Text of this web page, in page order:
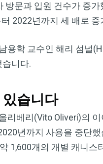
문과 입원 건수가 증
2022년까지 세 배로 증
용학 교수인 해리 섬널
니다.
습니다
리베리(Vito Oliveri)의
년까지 사용을 중단
1,600개의 개별 캐니스